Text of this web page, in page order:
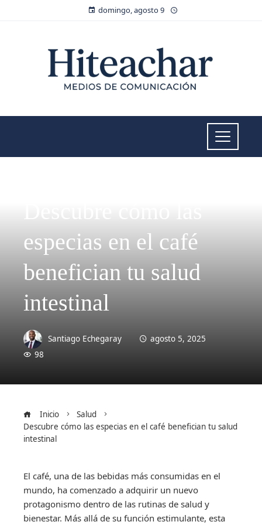
domingo, agosto 9
especias en el café
benefician tu salud
intestinal
Santiago Echegaray
agosto 5, 2025
98
Inicio
Salud
Descubre cómo las especias en el café benefician tu salud
intestinal
El café, una de las bebidas más consumidas en el
mundo, ha comenzado a adquirir un nuevo
protagonismo dentro de las rutinas de salud y
bienestar. Más allá de su función estimulante, esta